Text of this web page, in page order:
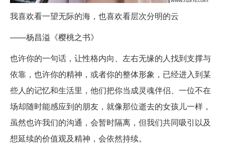
我喜欢看一望无际的海，也喜欢看层次分明的云
——杨昌溢《樱桃之书》
也许你的一句话，让性格内向、左右无缘的人找到支撑与
依靠，也许你的精神，或者你的整体形象，已经进入到某
些人的记忆和生活里，他们把你当成灵魂伴侣、一位不在
场却随时能感应到的朋友，就像那位逝去的女孩儿一样，
虽然也许我们的沟通，会暂时隔离，但我们共同吸引以及
想延续的价值观及精神，会依然持续。